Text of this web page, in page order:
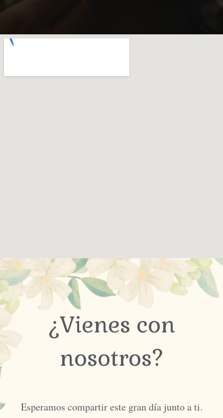
¿Vienes con
nosotros?
Esperamos compartir este gran día junto a ti.